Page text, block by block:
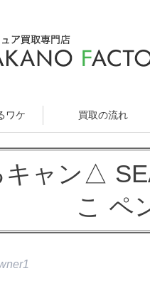
ワケ 買取の流れ
キャン△
こ ペ